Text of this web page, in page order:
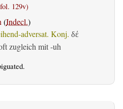
129v)
(Indecl.)
adversat. Konj. δέ
zugleich mit -uh